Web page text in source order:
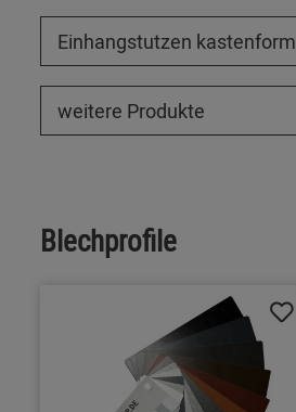
Einhangstutzen kastenform
weitere Produkte
Blechprofile